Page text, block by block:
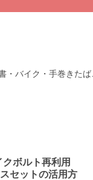
・バイク・手巻きた
ボルト再利用
セットの活用方